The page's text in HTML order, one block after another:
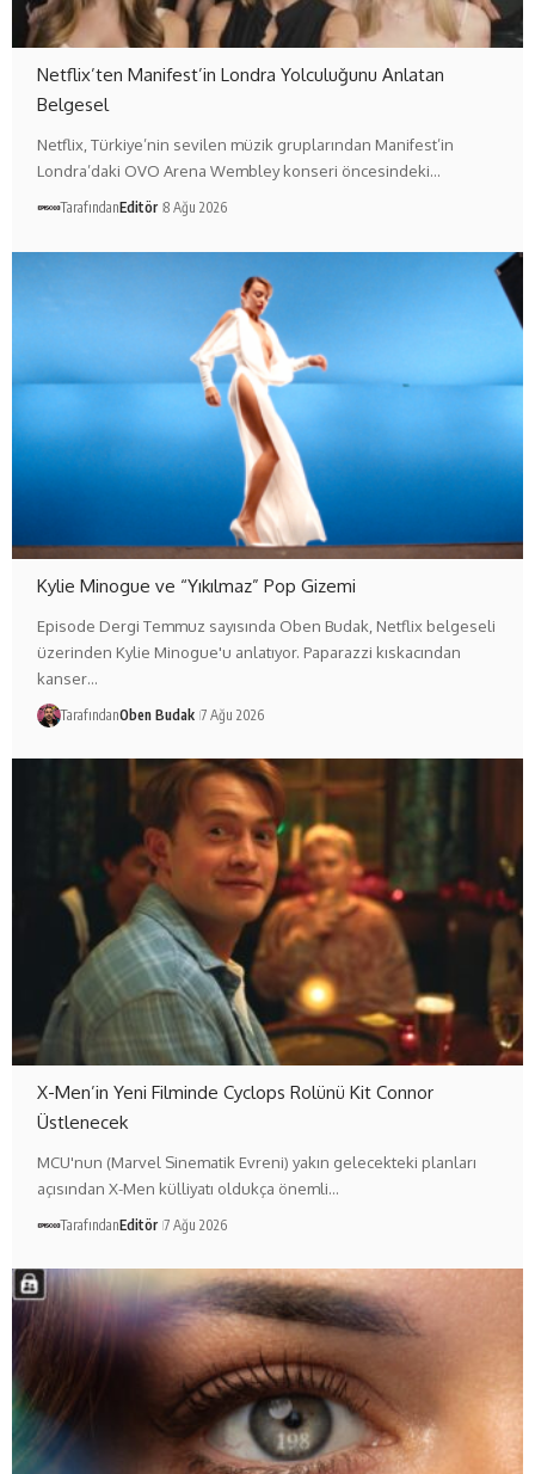
Netflix’ten Manifest’in Londra Yolculuğunu Anlatan
Belgesel
Netflix, Türkiye’nin sevilen müzik gruplarından Manifest’in
Londra’daki OVO Arena Wembley konseri öncesindeki…
TarafındanEditör 8 Ağu 2026
Kylie Minogue ve “Yıkılmaz” Pop Gizemi
Episode Dergi Temmuz sayısında Oben Budak, Netflix belgeseli
üzerinden Kylie Minogue'u anlatıyor. Paparazzi kıskacından
kanser…
TarafındanOben Budak 7 Ağu 2026
X-Men’in Yeni Filminde Cyclops Rolünü Kit Connor
Üstlenecek
MCU'nun (Marvel Sinematik Evreni) yakın gelecekteki planları
açısından X-Men külliyatı oldukça önemli…
TarafındanEditör 7 Ağu 2026